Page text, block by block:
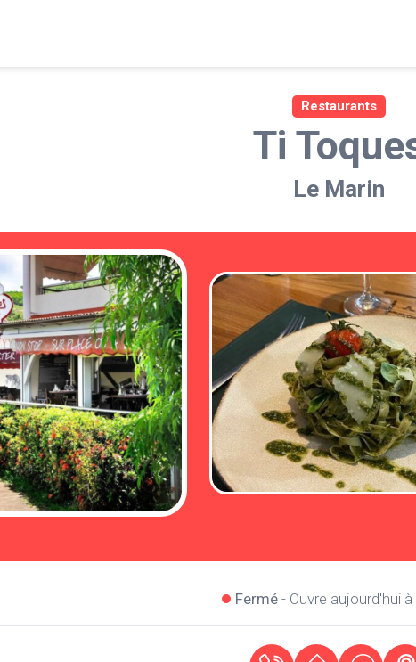
Restaurants
Ti
Le Marin
Fermé- Ouvre aujourd'hui à